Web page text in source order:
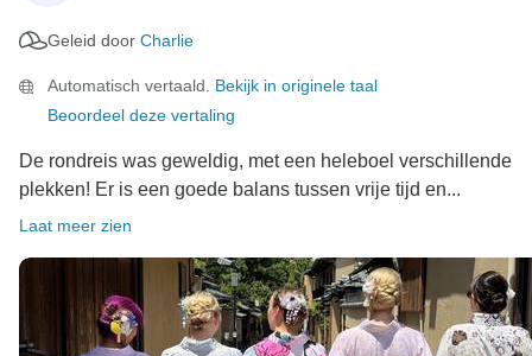
Geleid door Charlie
Automatisch vertaald. Bekijk in originele taal
Beoordeel deze vertaling
De rondreis was geweldig, met een heleboel verschillende
plekken! Er is een goede balans tussen vrije tijd en...
Laat meer zien